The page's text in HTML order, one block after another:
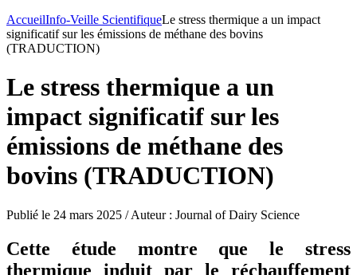
AccueilInfo-Veille ScientifiqueLe stress thermique a un impact
significatif sur les émissions de méthane des bovins
(TRADUCTION)
Le stress thermique a un
impact significatif sur les
émissions de méthane des
bovins (TRADUCTION)
Publié le 24 mars 2025 / Auteur : Journal of Dairy Science
Cette étude montre que le stress
thermique induit par le réchauffement